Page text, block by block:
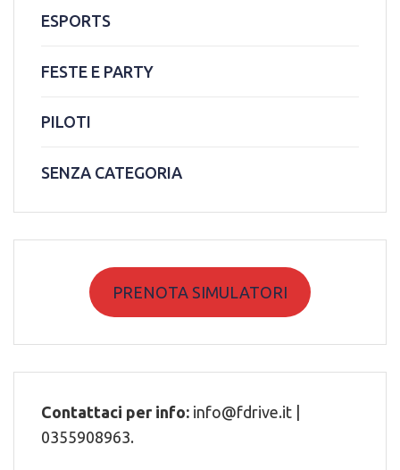
ESPORTS
FESTE E PARTY
PILOTI
SENZA CATEGORIA
PRENOTA SIMULATORI
Contattaci per info: info@fdrive.it |
0355908963.